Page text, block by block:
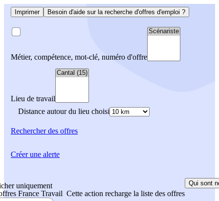
Imprimer Besoin d'aide sur la recherche d'offres d'emploi ?
Métier, compétence, mot-clé, numéro d'offre
Lieu de travail
Distance autour du lieu choisi
Rechercherdes offres
uniquement
France Travail Cette action recharge la liste des offres
Qui sont
Créer une alerte